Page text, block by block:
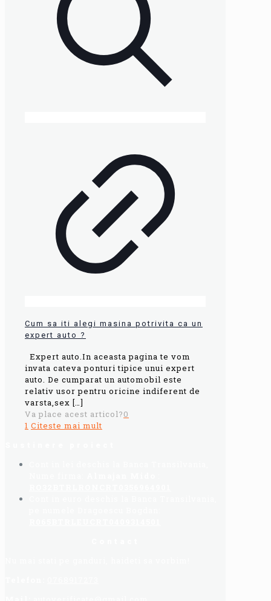
Cum sa iti alegi masina potrivita ca un
expert auto ?
Expert auto.In aceasta pagina te vom
invata cateva ponturi tipice unui expert
auto. De cumparat un automobil este
relativ usor pentru oricine indiferent de
varsta,sex […]
Va place acest articol?0
1 Citeste mai mult